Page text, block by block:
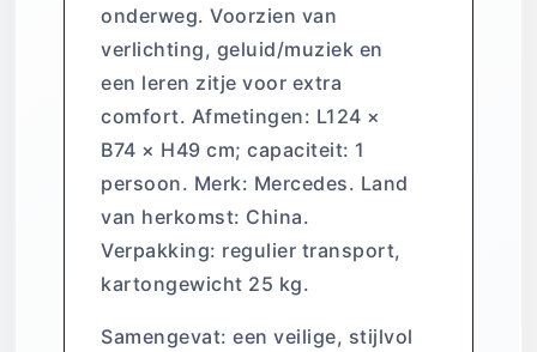
onderweg. Voorzien van
verlichting, geluid/muziek en
een leren zitje voor extra
comfort. Afmetingen: L124 ×
B74 × H49 cm; capaciteit: 1
persoon. Merk: Mercedes. Land
van herkomst: China.
Verpakking: regulier transport,
kartongewicht 25 kg.
Samengevat: een veilige, stijlvol